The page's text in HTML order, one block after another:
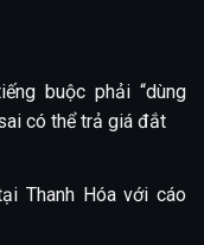
buộc phải “dùng
có thể trả giá đắt
Thanh Hóa với cáo